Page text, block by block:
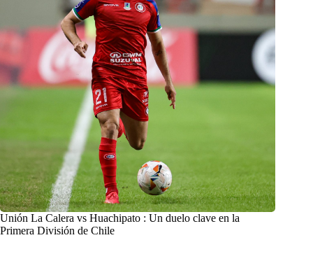
Unión La Calera vs Huachipato : Un duelo clave en la
Primera División de Chile